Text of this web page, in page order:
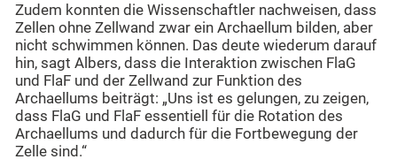
Zudem konnten die Wissenschaftler nachweisen, dass
Zellen ohne Zellwand zwar ein Archaellum bilden, aber
nicht schwimmen können. Das deute wiederum darauf
hin, sagt Albers, dass die Interaktion zwischen FlaG
und FlaF und der Zellwand zur Funktion des
Archaellums beiträgt: „Uns ist es gelungen, zu zeigen,
dass FlaG und FlaF essentiell für die Rotation des
Archaellums und dadurch für die Fortbewegung der
Zelle sind.“